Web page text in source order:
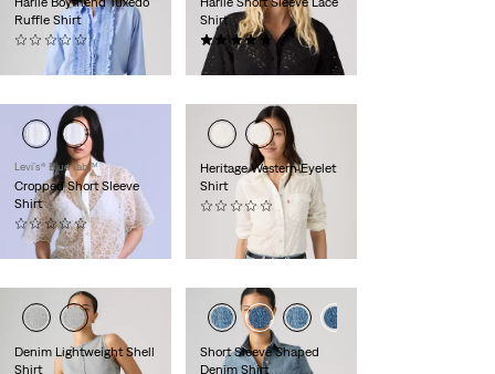
Ruffle Shirt
(0)
69,00 €
Shirt
(8)
69,00 €
Levi’s® Blue Tab™
Cropped Short Sleeve
Shirt
(0)
130,00 €
Heritage Western Eyelet
Shirt
(0)
Denim Lightweight Shell
Shirt
Short Sleeve Shaped
Denim Shirt